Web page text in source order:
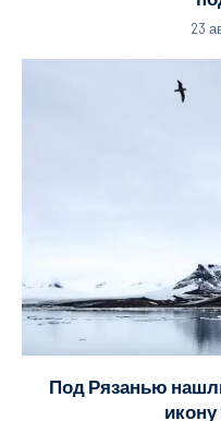
23
Под Рязанью
икону